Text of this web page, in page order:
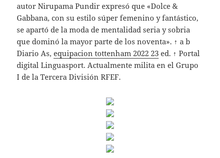
autor Nirupama Pundir expresó que «Dolce &
Gabbana, con su estilo súper femenino y fantástico,
se apartó de la moda de mentalidad seria y sobria
que dominó la mayor parte de los noventa». ↑ a b
Diario As,equipacion tottenham 2022 23 ed. ↑ Portal
digital Linguasport. Actualmente milita en el Grupo
I de la Tercera División RFEF.